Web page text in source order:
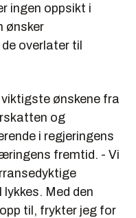
ingen oppsikt i
ønsker
overlater til
ønskene fra
og
i regjeringens
fremtid. - Vi
Med den
til, frykter jeg for